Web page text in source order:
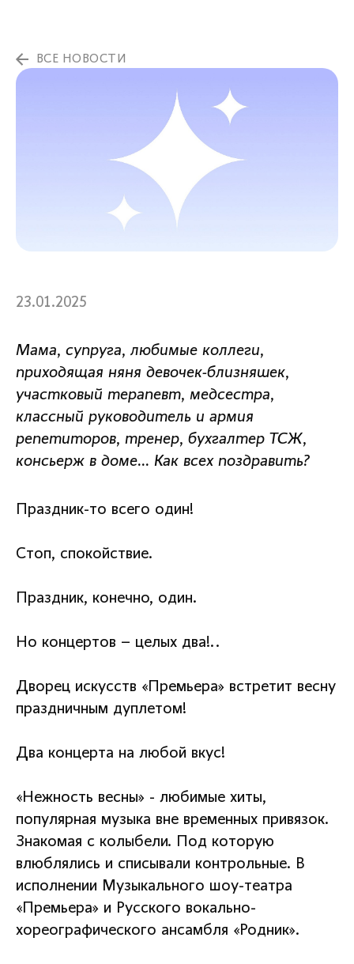
ВСЕ НОВОСТИ
23.01.2025
Мама, супруга, любимые коллеги,
приходящая няня девочек-близняшек,
участковый терапевт, медсестра,
классный руководитель и армия
репетиторов, тренер, бухгалтер ТСЖ,
консьерж в доме… Как всех поздравить?
Праздник-то всего один!
Стоп, спокойствие.
Праздник, конечно, один.
Но концертов – целых два!..
Дворец искусств «Премьера» встретит весну
праздничным дуплетом!
Два концерта на любой вкус!
«Нежность весны» - любимые хиты,
популярная музыка вне временных привязок.
Знакомая с колыбели. Под которую
влюблялись и списывали контрольные. В
исполнении Музыкального шоу-театра
«Премьера» и Русского вокально-
хореографического ансамбля «Родник».